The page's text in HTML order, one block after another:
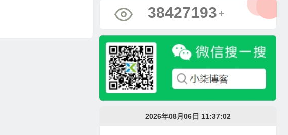
39102016 +
2026年08月06日 11:37:03